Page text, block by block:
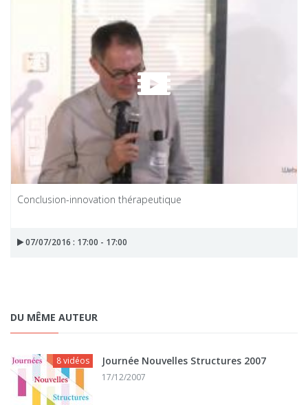
Conclusion-innovation thérapeutique
07/07/2016 : 17:00 - 17:00
DU MÊME AUTEUR
8 vidéos Journée Nouvelles Structures 2007
17/12/2007